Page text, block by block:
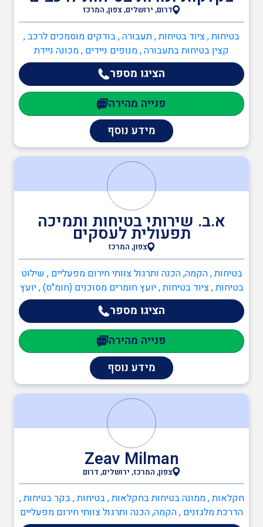
מהנדסים והנדסאים
מעבדות מוסמכות
דרום, ירושלים, צפון, המרכז
בטיחות , ציוד בטיחות , תעבורה , בודקים מוסמכים לרכב ,
קצין בטיחות בתעבורה , מנופים ניידים , מכונה ניידת
הציגו מספר
פנייה מהירה
מידע נוסף
א.ב. שירותי בטיחות ותמיכה
תפעולית לעסקים
צפון, המרכז
בטיחות , הקמה, הכנה ותרגול צוותי חירום מפעליים , שילוט
בטיחות , ציוד בטיחות , יועץ חומרים מסוכנים (חומ"ס) , יועץ
בטיחות בעבודה , יועץ ארגונומיה , יועץ ISO 45001 , יועץ
ISO 9001 , מדריך עבודה בגובה , ממונה בטיחות אש , כיבוי
אש , כתיבה/עדכון תיק שטח , כתיבה/עדכון תיק מפעל ,
הקמה, הכנה ותרגול צוותי חירום מפעליים , ציוד כיבוי אש ,
יועץ בטיחות אש , מערכות גילוי וכיבוי אש , ממונה בטיחות
אש , הגנת הסביבה , יועץ חומ"ס (חומרים מסוכנים) , יועץ
הגנת הסביבה , יועץ ISO 14001 , מהנדסים והנדסאים ,
הנדסאי כימיה
הציגו מספר
פנייה מהירה
מידע נוסף
Zeav Milman
צפון, המרכז, ירושלים, דרום
חקלאות , ממונה בטיחות בחקלאות , בטיחות , בקר בטיחות ,
הדרכת מלגזנים , הקמה, הכנה ותרגול צוותי חירום מפעליים